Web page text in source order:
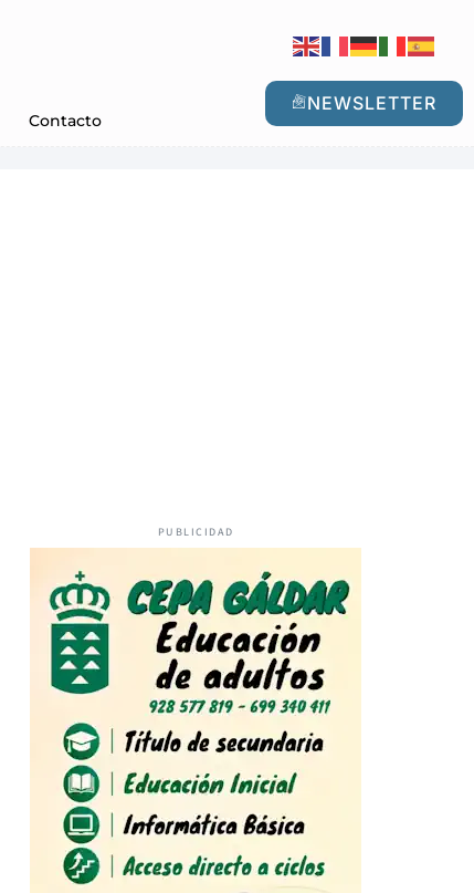
Contacto
NEWSLETTER
PUBLICIDAD